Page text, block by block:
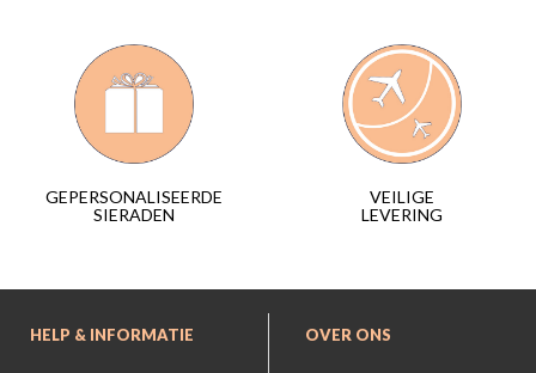
GEPERSONALISEERDE
SIERADEN
VEILIGE
LEVERING
HELP & INFORMATIE OVER ONS